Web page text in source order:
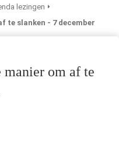
lezingen
te slanken - 7 december
om af te